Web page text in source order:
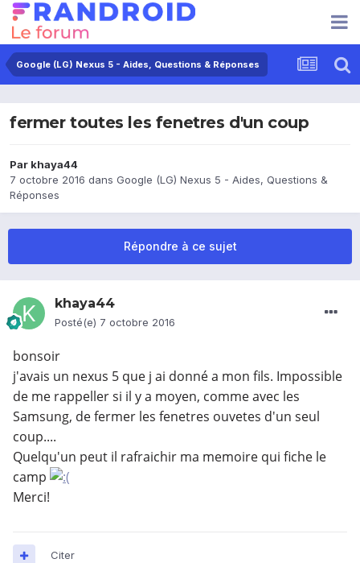
Google (LG) Nexus 5 - Aides, Questions & Réponses
fermer toutes les fenetres d'un coup
Par khaya44
7 octobre 2016 dans Google (LG) Nexus 5 - Aides, Questions &
Réponses
Répondre à ce sujet
khaya44
Posté(e) 7 octobre 2016
bonsoir
j'avais un nexus 5 que j ai donné a mon fils. Impossible
de me rappeller si il y a moyen, comme avec les
Samsung, de fermer les fenetres ouvetes d'un seul
coup....
Quelqu'un peut il rafraichir ma memoire qui fiche le
camp
Merci!
Citer